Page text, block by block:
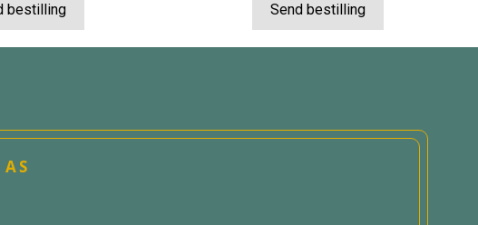
bestilling Send bestilling